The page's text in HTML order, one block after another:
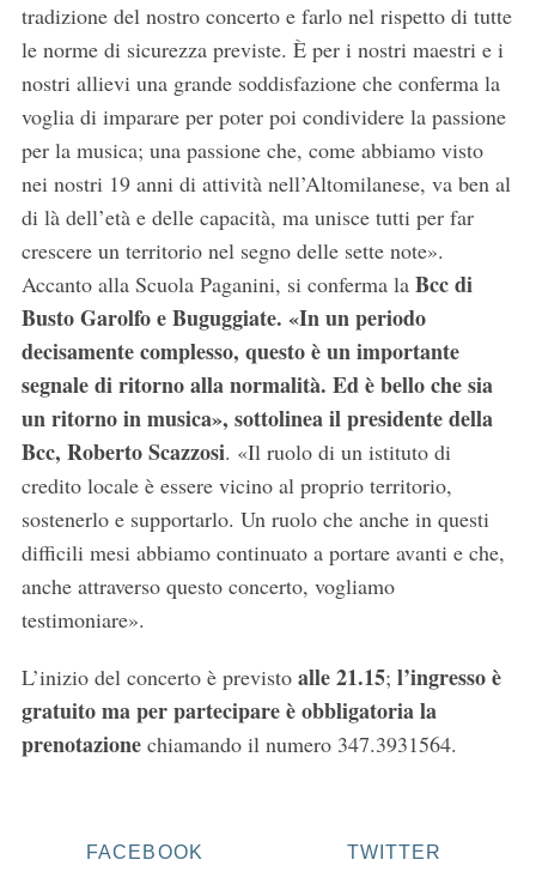
tradizione del nostro concerto e farlo nel rispetto di tutte
le norme di sicurezza previste. È per i nostri maestri e i
nostri allievi una grande soddisfazione che conferma la
voglia di imparare per poter poi condividere la passione
per la musica; una passione che, come abbiamo visto
nei nostri 19 anni di attività nell’Altomilanese, va ben al
di là dell’età e delle capacità, ma unisce tutti per far
crescere un territorio nel segno delle sette note».
Accanto alla Scuola Paganini, si conferma la Bcc di
Busto Garolfo e Buguggiate. «In un periodo
decisamente complesso, questo è un importante
segnale di ritorno alla normalità. Ed è bello che sia
un ritorno in musica», sottolinea il presidente della
Bcc, Roberto Scazzosi. «Il ruolo di un istituto di
credito locale è essere vicino al proprio territorio,
sostenerlo e supportarlo. Un ruolo che anche in questi
difficili mesi abbiamo continuato a portare avanti e che,
anche attraverso questo concerto, vogliamo
testimoniare».
L’inizio del concerto è previsto alle 21.15; l’ingresso è
gratuito ma per partecipare è obbligatoria la
prenotazionechiamando il numero 347.3931564.
FACEBOOK TWITTER